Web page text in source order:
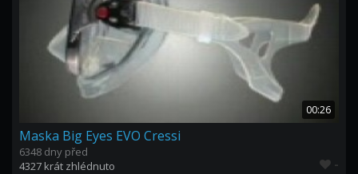
00:26
Maska Big Eyes EVO Cressi
6348 dny před
4327 krát zhlédnuto
-